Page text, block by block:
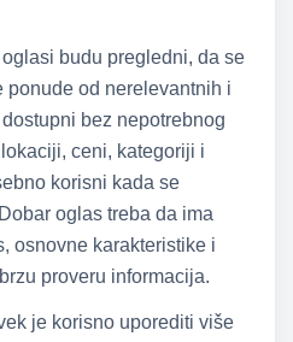
budu pregledni, da se
ponude od nerelevantnih i
bez nepotrebnog
ceni, kategoriji i
korisni kada se
oglas treba da ima
osnovne karakteristike i
proveru informacija.
je korisno uporediti više